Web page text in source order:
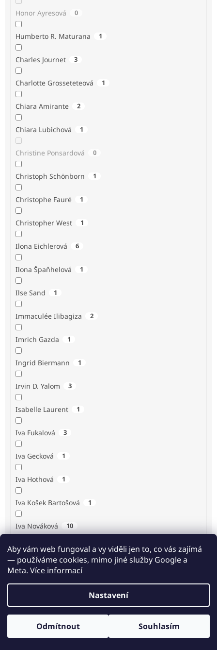
Aby vám web fungoval a vy viděli jen to, co vás zajímá
— používáme cookies, mimo jiné služby Google a
Meta. Více informací
Nastavení
Odmítnout Souhlasím
Honor Ayresová 0
Humberto R. Maturana 1
Charles Journet 3
Charlotte Grosseteteová 1
Chiara Amirante 2
Chiara Lubichová 1
Christine Ponsardová 0
Christoph Schönborn 1
Christophe Fauré 1
Christopher West 1
Ilona Eichlerová 6
Ilona Špaňhelová 1
Ilse Sand 1
Immaculée Ilibagiza 2
Imrich Gazda 1
Ingrid Biermann 1
Irvin D. Yalom 3
Isabelle Laurent 1
Iva Fukalová 3
Iva Gecková 1
Iva Hothová 1
Iva Košek Bartošová 1
Iva Nováková 10
Iva Procházková 1
Ivan Renč 1
Odběr novinek